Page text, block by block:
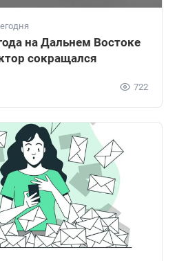
на Дальнем Востоке
сокращался
722